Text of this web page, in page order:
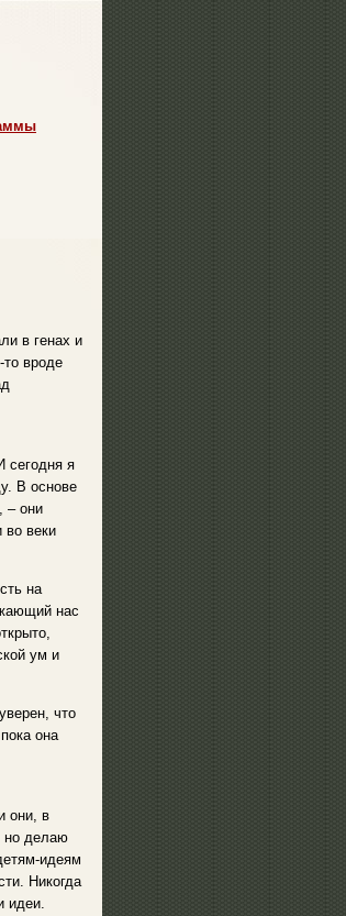
в генах и
то вроде
сегодня я
В основе
– они
во веки
на
нас
ум и
что
она
они, в
но делаю
идеям
Никогда
идеи.